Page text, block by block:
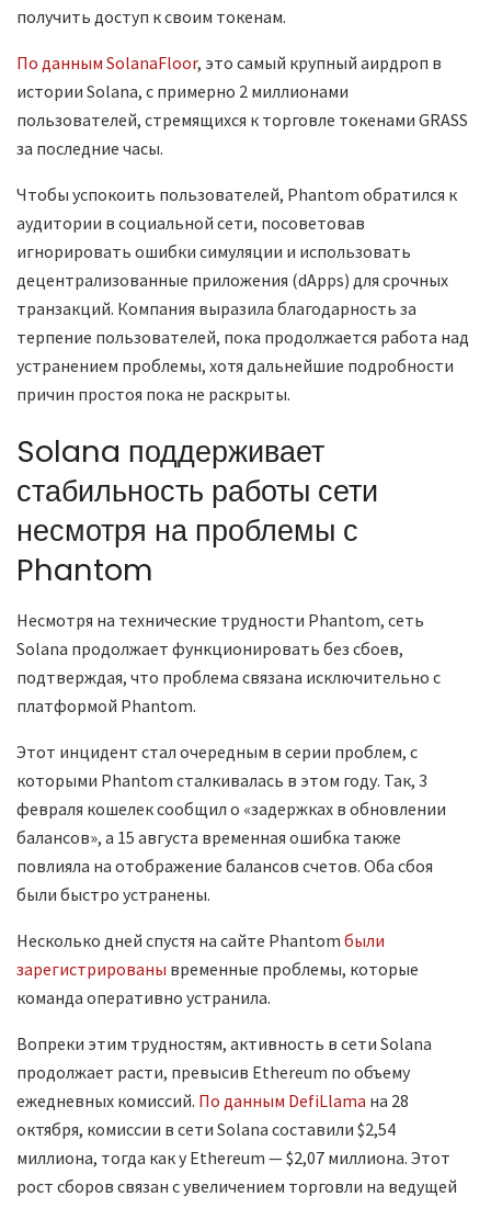
получить доступ к своим токенам.
По данным SolanaFloor, это самый крупный аирдроп в
истории Solana, с примерно 2 миллионами
пользователей, стремящихся к торговле токенами GRASS
за последние часы.
Чтобы успокоить пользователей, Phantom обратился к
аудитории в социальной сети, посоветовав
игнорировать ошибки симуляции и использовать
децентрализованные приложения (dApps) для срочных
транзакций. Компания выразила благодарность за
терпение пользователей, пока продолжается работа над
устранением проблемы, хотя дальнейшие подробности
причин простоя пока не раскрыты.
Solana поддерживает
стабильность работы сети
несмотря на проблемы с
Phantom
Несмотря на технические трудности Phantom, сеть
Solana продолжает функционировать без сбоев,
подтверждая, что проблема связана исключительно с
платформой Phantom.
Этот инцидент стал очередным в серии проблем, с
которыми Phantom сталкивалась в этом году. Так, 3
февраля кошелек сообщил о «задержках в обновлении
балансов», а 15 августа временная ошибка также
повлияла на отображение балансов счетов. Оба сбоя
были быстро устранены.
Несколько дней спустя на сайте Phantom были
зарегистрированы временные проблемы, которые
команда оперативно устранила.
Вопреки этим трудностям, активность в сети Solana
продолжает расти, превысив Ethereum по объему
ежедневных комиссий. По данным DefiLlama на 28
октября, комиссии в сети Solana составили $2,54
миллиона, тогда как у Ethereum — $2,07 миллиона. Этот
рост сборов связан с увеличением торговли на ведущей